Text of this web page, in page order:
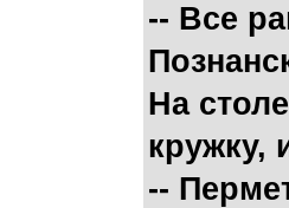
-- Все
На
кружку,
--